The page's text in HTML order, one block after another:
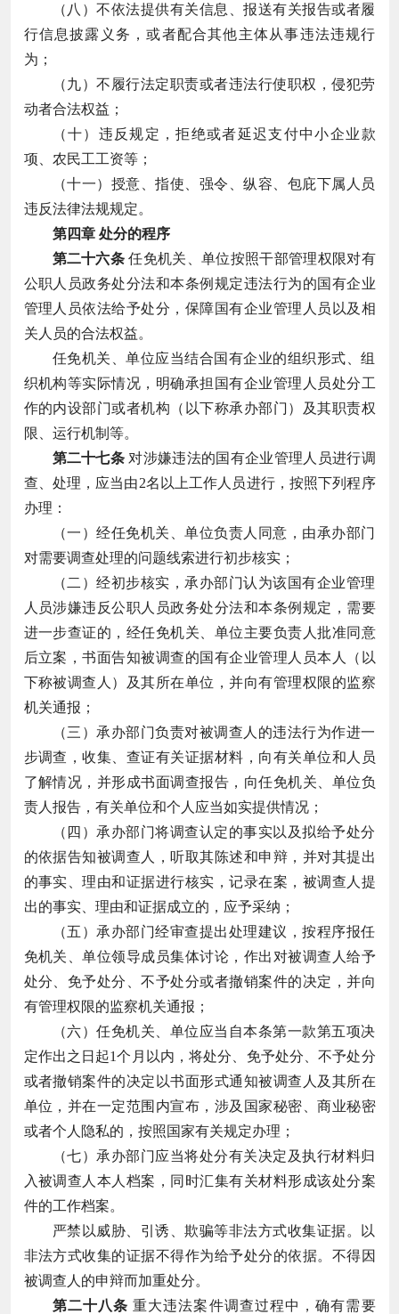
（八）不依法提供有关信息、报送有关报告或者履
行信息披露义务，或者配合其他主体从事违法违规行
为；
（九）不履行法定职责或者违法行使职权，侵犯劳
动者合法权益；
（十）违反规定，拒绝或者延迟支付中小企业款
项、农民工工资等；
（十一）授意、指使、强令、纵容、包庇下属人员
违反法律法规规定。
第四章 处分的程序
第二十六条 任免机关、单位按照干部管理权限对有
公职人员政务处分法和本条例规定违法行为的国有企业
管理人员依法给予处分，保障国有企业管理人员以及相
关人员的合法权益。
任免机关、单位应当结合国有企业的组织形式、组
织机构等实际情况，明确承担国有企业管理人员处分工
作的内设部门或者机构（以下称承办部门）及其职责权
限、运行机制等。
第二十七条 对涉嫌违法的国有企业管理人员进行调
查、处理，应当由2名以上工作人员进行，按照下列程序
办理：
（一）经任免机关、单位负责人同意，由承办部门
对需要调查处理的问题线索进行初步核实；
（二）经初步核实，承办部门认为该国有企业管理
人员涉嫌违反公职人员政务处分法和本条例规定，需要
进一步查证的，经任免机关、单位主要负责人批准同意
后立案，书面告知被调查的国有企业管理人员本人（以
下称被调查人）及其所在单位，并向有管理权限的监察
机关通报；
（三）承办部门负责对被调查人的违法行为作进一
步调查，收集、查证有关证据材料，向有关单位和人员
了解情况，并形成书面调查报告，向任免机关、单位负
责人报告，有关单位和个人应当如实提供情况；
（四）承办部门将调查认定的事实以及拟给予处分
的依据告知被调查人，听取其陈述和申辩，并对其提出
的事实、理由和证据进行核实，记录在案，被调查人提
出的事实、理由和证据成立的，应予采纳；
（五）承办部门经审查提出处理建议，按程序报任
免机关、单位领导成员集体讨论，作出对被调查人给予
处分、免予处分、不予处分或者撤销案件的决定，并向
有管理权限的监察机关通报；
（六）任免机关、单位应当自本条第一款第五项决
定作出之日起1个月以内，将处分、免予处分、不予处分
或者撤销案件的决定以书面形式通知被调查人及其所在
单位，并在一定范围内宣布，涉及国家秘密、商业秘密
或者个人隐私的，按照国家有关规定办理；
（七）承办部门应当将处分有关决定及执行材料归
入被调查人本人档案，同时汇集有关材料形成该处分案
件的工作档案。
严禁以威胁、引诱、欺骗等非法方式收集证据。以
非法方式收集的证据不得作为给予处分的依据。不得因
被调查人的申辩而加重处分。
第二十八条 重大违法案件调查过程中，确有需要